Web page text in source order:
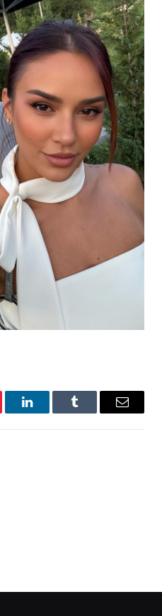
LinkedInTumblr Email